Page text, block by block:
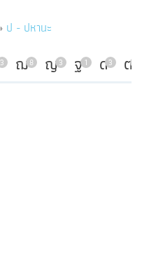
ป - ปหานะ
3 ฌ8 ญ3 ฐ1 ด3 ต